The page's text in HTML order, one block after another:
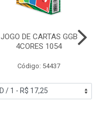
JOGO DE CARTAS GGB
4CORES 1054
Código: 54437